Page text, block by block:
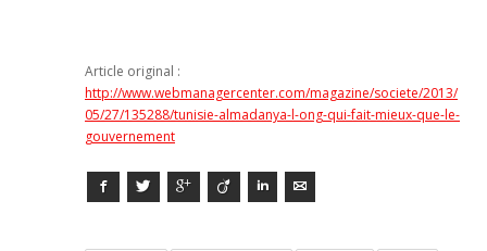
Article original :
http://www.webmanagercenter.com/magazine/societe/2013/
05/27/135288/tunisie-almadanya-l-ong-qui-fait-mieux-que-le-
gouvernement
Facebook TwitterGoogle+ ViadeoLinkedInE-mail